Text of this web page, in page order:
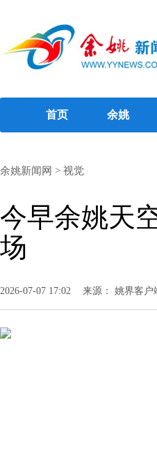
首页 余姚
余姚新闻网 > 视觉
今早余姚天
场
2026-07-07 17:02 来源： 姚界客户